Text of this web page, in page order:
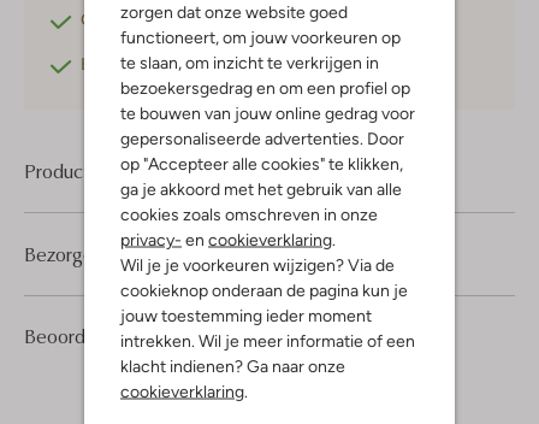
zorgen dat onze website goed
functioneert, om jouw voorkeuren op
te slaan, om inzicht te verkrijgen in
bezoekersgedrag en om een profiel op
te bouwen van jouw online gedrag voor
gepersonaliseerde advertenties. Door
op "Accepteer alle cookies" te klikken,
ga je akkoord met het gebruik van alle
cookies zoals omschreven in onze
privacy- en cookieverklaring.
Wil je je voorkeuren wijzigen? Via de
cookieknop onderaan de pagina kun je
jouw toestemming ieder moment
intrekken. Wil je meer informatie of een
klacht indienen? Ga naar onze
cookieverklaring.
Gratis retournerenbinnen 30 dagen*
Betaal achterafmet Klarna
Product informatie
Beoordelingen (5) 5/5
5
5
Sterren
Bezorgen & retourneren